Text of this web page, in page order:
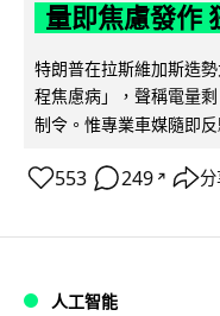
量即焦慮發作
特朗普在拉斯維加斯造
程焦慮病」，聲稱電量
制令。惟專業車媒隨即
553 249 ↗
人工智能